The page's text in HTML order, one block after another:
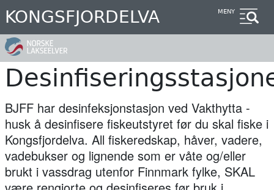
Hopp
til
hovedinnhold
KONGSFJORDELVA MENY
BJFF har desinfeksjonstasjon ved Vakthytta -
husk å desinfisere fiskeutstyret før du skal fiske i
Kongsfjordelva. All fiskeredskap, håver, vadere,
vadebukser og lignende som er våte og/eller
brukt i vassdrag utenfor Finnmark fylke, SKAL